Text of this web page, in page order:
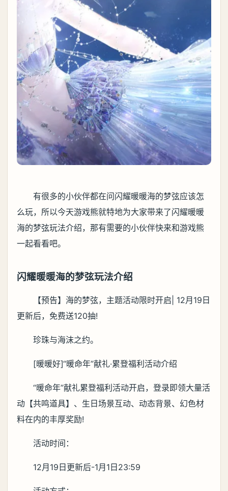
有很多的小伙伴都在问闪耀暖暖海的梦弦应该怎
么玩，所以今天游戏熊就特地为大家带来了闪耀暖暖
海的梦弦玩法介绍，那有需要的小伙伴快来和游戏熊
一起看看吧。
闪耀暖暖海的梦弦玩法介绍
【预告】海的梦弦，主题活动限时开启| 12月19日
更新后，免费送120抽!
珍珠与海沫之约。
[暖暖好]“暖命年”献礼·累登福利活动介绍
“暖命年”献礼累登福利活动开启，登录即领大量活
动【共鸣道具】、生日场景互动、动态背景、幻色材
料在内的丰厚奖励!
活动时间：
12月19日更新后-1月1日23:59